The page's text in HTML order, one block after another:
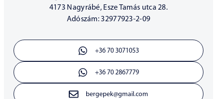
4173 Nagyrábé, Esze Tamás utca 28.
Adószám: 32977923-2-09
+36 70 3071053
+36 70 2867779
bergepek@gmail.com